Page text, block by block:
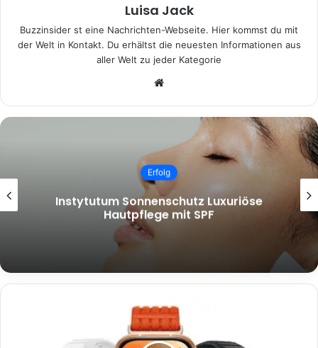
Luisa Jack
Buzzinsider st eine Nachrichten-Webseite. Hier kommst du mit
der Welt in Kontakt. Du erhältst die neuesten Informationen aus
aller Welt zu jeder Kategorie
Website
Erfolg
Instytutum Sonnenschutz Luxuriöse
Hautpflege mit SPF